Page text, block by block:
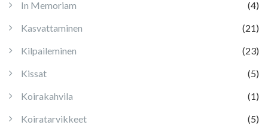
In Memoriam
(4)
Kasvattaminen
(21)
Kilpaileminen
(23)
Kissat
(5)
Koirakahvila
(1)
Koiratarvikkeet
(5)